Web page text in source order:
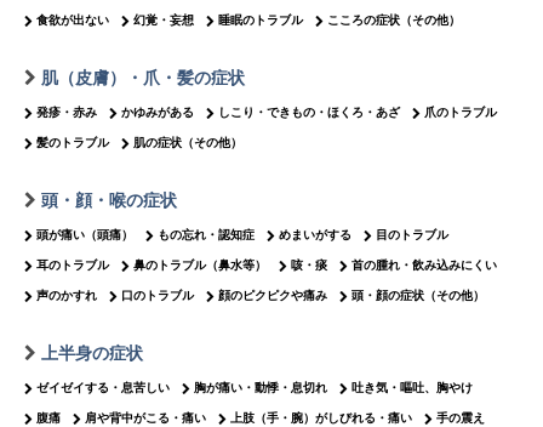
食欲が出ない 幻覚・妄想 睡眠のトラブル こころの症状（その他）
肌（皮膚）・爪・髪の症状
発疹・赤み かゆみがある しこり・できもの・ほくろ・あざ 爪のトラブル
髪のトラブル 肌の症状（その他）
頭・顔・喉の症状
頭が痛い（頭痛） もの忘れ・認知症 めまいがする 目のトラブル
耳のトラブル 鼻のトラブル（鼻水等） 咳・痰 首の腫れ・飲み込みにくい
声のかすれ 口のトラブル 顔のピクピクや痛み 頭・顔の症状（その他）
上半身の症状
ゼイゼイする・息苦しい 胸が痛い・動悸・息切れ 吐き気・嘔吐、胸やけ
腹痛 肩や背中がこる・痛い 上肢（手・腕）がしびれる・痛い 手の震え